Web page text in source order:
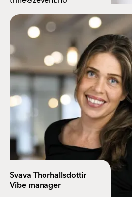
Svava Thorhallsdottir
Vibe manager